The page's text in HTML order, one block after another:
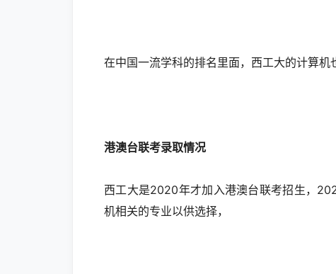
在中国一流学科的排名里面，西工大的计算机
港澳台联考录取情况
西工大是2020年才加入港澳台联考招生，
机相关的专业以供选择，